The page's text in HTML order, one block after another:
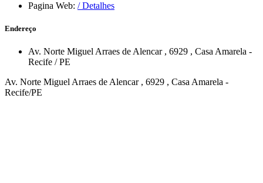
Pagina Web: / Detalhes
Endereço
Av. Norte Miguel Arraes de Alencar , 6929 , Casa Amarela -
Recife /PE
Av. Norte Miguel Arraes de Alencar , 6929 , Casa Amarela -
Recife/PE